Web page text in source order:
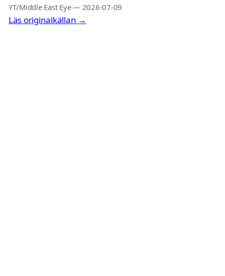
YT/Middle East Eye— 2026-07-09
Läs originalkällan →